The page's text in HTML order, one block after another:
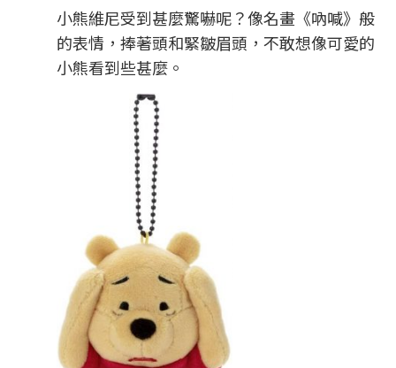
小熊維尼受到甚麼驚嚇呢？像名畫《吶喊》般
的表情，捧著頭和緊皺眉頭，不敢想像可愛的
小熊看到些甚麼。